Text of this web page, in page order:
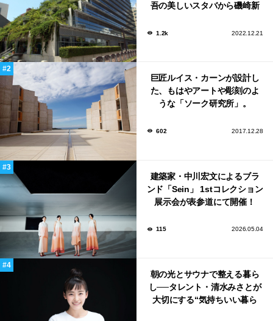
吾の美しいスタバから磯崎新
1.2k 2022.12.21
巨匠ルイス・カーンが設計し
た、もはやアートや彫刻のよ
うな「ソーク研究所」。
602 2017.12.28
建築家・中川宏文によるブラ
ンド「Sein」 1stコレクション
展示会が表参道にて開催！
115 2026.05.04
朝の光とサウナで整える暮ら
し──タレント・清水みさとが
大切にする“気持ちいい暮ら